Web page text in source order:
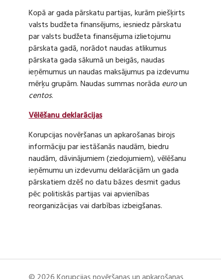
Kopā ar gada pārskatu partijas, kurām piešķirts
valsts budžeta finansējums, iesniedz pārskatu
par valsts budžeta finansējuma izlietojumu
pārskata gadā, norādot naudas atlikumus
pārskata gada sākumā un beigās, naudas
ieņēmumus un naudas maksājumus pa izdevumu
mērķu grupām. Naudas summas norāda euroun
centos.
Vēlēšanu deklarācijas
Korupcijas novēršanas un apkarošanas birojs
informāciju par iestāšanās naudām, biedru
naudām, dāvinājumiem (ziedojumiem), vēlēšanu
ieņēmumu un izdevumu deklarācijām un gada
pārskatiem dzēš no datu bāzes desmit gadus
pēc politiskās partijas vai apvienības
reorganizācijas vai darbības izbeigšanas.